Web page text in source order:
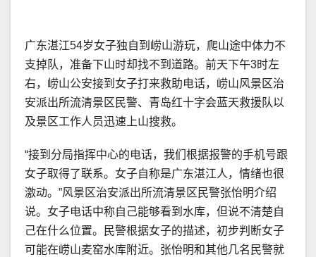
广东湛江54岁女子独自到崂山游玩，爬山途中体力不
支掉队，准备下山时却找不到道路。前天下午3时左
右，崂山公安接到女子打来救助电话，崂山风景区治
安派出所流清景区民警、青岛红十字会蓝天救援队以
及景区工作人员迅速上山搜救。
“接到分局指挥中心的电话，我们根据报警的手机号跟
女子取得了联系。女子自称是广东湛江人，情绪也很
激动。”风景区治安派出所流清景区民警张怡明介绍
说。女子电话中称自己能够看到水库，但说不清楚自
己在什么位置。民警根据女子的描述，初步判断女子
可能在崂山麦窑水库附近。张怡明和其他几名民警就